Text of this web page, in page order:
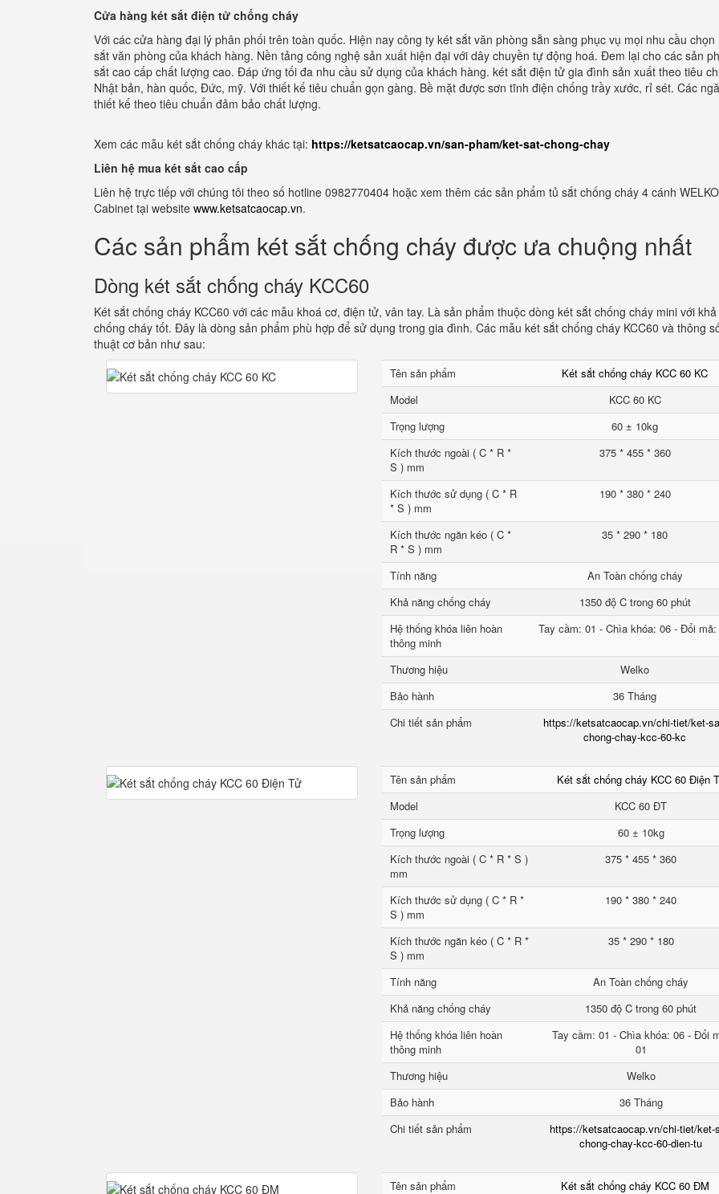
Cửa hàng két sắt điện tử chống cháy
Với các cửa hàng đại lý phân phối trên toàn quốc. Hiện nay công ty két sắt văn phòng sẵn sàng phục vụ mọi nhu cầu chọn
sắt văn phòng của khách hàng. Nền tảng công nghệ sản xuất hiện đại với dây chuyền tự động hoá. Đem lại cho các sản
sắt cao cấp chất lượng cao. Đáp ứng tối đa nhu cầu sử dụng của khách hàng. két sắt điện tử gia đình sản xuất theo tiêu
Nhật bản, hàn quốc, Đức, mỹ. Với thiết kế tiêu chuẩn gọn gàng. Bề mặt được sơn tĩnh điện chống trầy xước, rỉ sét. Các
thiết kế theo tiêu chuẩn đảm bảo chất lượng.
Xem các mẫu két sắt chống cháy khác tại: https://ketsatcaocap.vn/san-pham/ket-sat-chong-chay
Liên hệ mua két sắt cao cấp
Liên hệ trực tiếp với chúng tôi theo số hotline 0982770404 hoặc xem thêm các sản phẩm tủ sắt chống cháy 4 cánh
Cabinet tại website www.ketsatcaocap.vn.
Các sản phẩm két sắt chống cháy được ưa chuộng nhất
Dòng két sắt chống cháy KCC60
Két sắt chống cháy KCC60 với các mẫu khoá cơ, điện tử, vân tay. Là sản phẩm thuộc dòng két sắt chống cháy mini với
chống cháy tốt. Đây là dòng sản phẩm phù hợp để sử dụng trong gia đình. Các mẫu két sắt chống cháy KCC60 và thông
thuật cơ bản như sau:
Tên sản phẩm
Két sắt chống cháy KCC 60 KC
Model
KCC 60 KC
Trọng lượng
60 ± 10kg
Kích thước ngoài ( C * R *
S ) mm
375 * 455 * 360
Kích thước sử dụng ( C * R
* S ) mm
190 * 380 * 240
Kích thước ngăn kéo ( C *
R * S ) mm
35 * 290 * 180
Tính năng
An Toàn chống cháy
Khả năng chống cháy
1350 độ C trong 60 phút
Hệ thống khóa liên hoàn
thông minh
Tay cầm: 01 - Chìa khóa: 06 - Đổi mã:
Thương hiệu
Welko
Bảo hành
36 Tháng
Chi tiết sản phẩm
https://ketsatcaocap.vn/chi-tiet/ket-
chong-chay-kcc-60-kc
Tên sản phẩm
Két sắt chống cháy KCC 60 Điện
Model
KCC 60 ĐT
Trọng lượng
60 ± 10kg
Kích thước ngoài ( C * R * S )
mm
375 * 455 * 360
Kích thước sử dụng ( C * R *
S ) mm
190 * 380 * 240
Kích thước ngăn kéo ( C * R *
S ) mm
35 * 290 * 180
Tính năng
An Toàn chống cháy
Khả năng chống cháy
1350 độ C trong 60 phút
Hệ thống khóa liên hoàn
thông minh
Tay cầm: 01 - Chìa khóa: 06 - Đổi
01
Thương hiệu
Welko
Bảo hành
36 Tháng
Chi tiết sản phẩm
https://ketsatcaocap.vn/chi-tiet/ket-
chong-chay-kcc-60-dien-tu
Tên sản phẩm
Két sắt chống cháy KCC 60 ĐM